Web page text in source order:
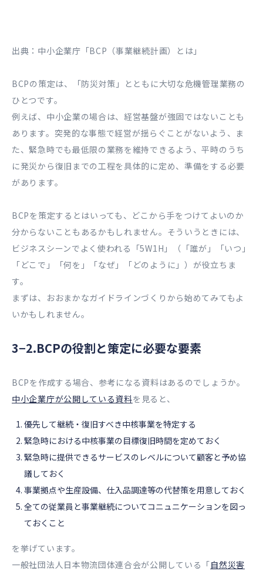
出典：中小企業庁「BCP（事業継続計画）とは」
BCPの策定は、「防災対策」とともに大切な危機管理業務の
ひとつです。
例えば、中小企業の場合は、経営基盤が強固ではないことも
あります。突発的な事態で経営が揺らぐことがないよう、ま
た、緊急時でも最低限の業務を維持できるよう、平時のうち
に発災から復旧までの工程を具体的に定め、準備をする必要
があります。
BCPを策定するとはいっても、どこから手をつけてよいのか
分からないこともあるかもしれません。そういうときには、
ビジネスシーンでよく使われる「5W1H」（「誰が」「いつ」
「どこで」「何を」「なぜ」「どのように」）が役立ちま
す。
まずは、おおまかなガイドラインづくりから始めてみてもよ
いかもしれません。
3−2.BCPの役割と策定に必要な要素
BCPを作成する場合、参考になる資料はあるのでしょうか。
中小企業庁が公開している資料を見ると、
優先して継続・復旧すべき中核事業を特定する
緊急時における中核事業の目標復旧時間を定めておく
緊急時に提供できるサービスのレベルについて顧客と予め協
議しておく
事業拠点や生産設備、仕入品調達等の代替策を用意しておく
全ての従業員と事業継続についてコニュニケーションを図っ
ておくこと
を挙げています。
一般社団法人日本物流団体連合会が公開している「自然災害